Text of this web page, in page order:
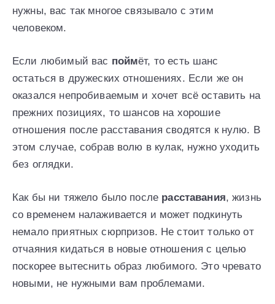
нужны, вас так многое связывало с этим
человеком.
Если любимый вас поймёт, то есть шанс
остаться в дружеских отношениях. Если же он
оказался непробиваемым и хочет всё оставить на
прежних позициях, то шансов на хорошие
отношения после расставания сводятся к нулю. В
этом случае, собрав волю в кулак, нужно уходить
без оглядки.
Как бы ни тяжело было после расставания, жизнь
со временем налаживается и может подкинуть
немало приятных сюрпризов. Не стоит только от
отчаяния кидаться в новые отношения с целью
поскорее вытеснить образ любимого. Это чревато
новыми, не нужными вам проблемами.